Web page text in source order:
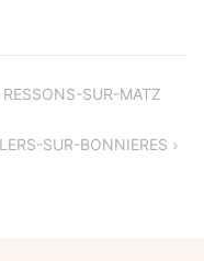
SUR-MATZ
SUR-BONNIERES